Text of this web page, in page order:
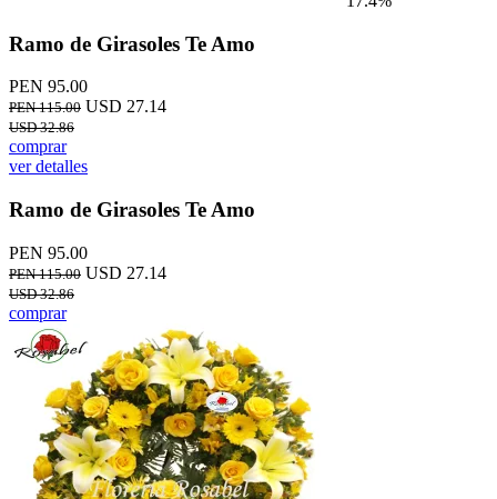
Ramo de Girasoles Te Amo
PEN 95.00
PEN 115.00 USD 27.14
USD 32.86
comprar
ver detalles
Ramo de Girasoles Te Amo
PEN 95.00
PEN 115.00 USD 27.14
USD 32.86
comprar